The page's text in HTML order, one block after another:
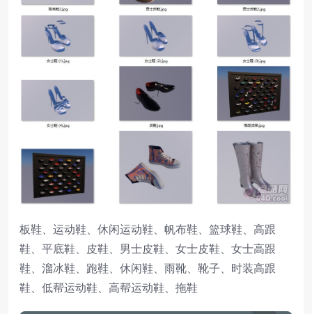
板鞋、运动鞋、休闲运动鞋、帆布鞋、篮球鞋、高跟
鞋、平底鞋、皮鞋、男士皮鞋、女士皮鞋、女士高跟
鞋、溜冰鞋、跑鞋、休闲鞋、雨靴、靴子、时装高跟
鞋、低帮运动鞋、高帮运动鞋、拖鞋